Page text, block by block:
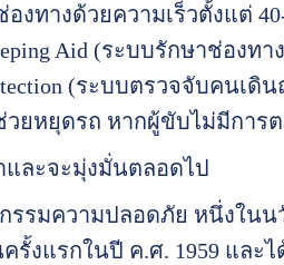
ทางด้วยความเร็วตั้งแต่
Aid (ระบบรักษาช่องท
(ระบบตรวจจับคนเ
ยหยุดรถ หากผู้ขับไม่มีการ
ละจะมุ่งมั่นตลอดไป
รมความปลอดภัย หนึ่งใน
รั้งแรกในปี ค.ศ. 1959 แล